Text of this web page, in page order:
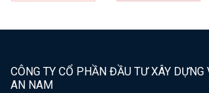
CÔNG TY CỔ PHẦN ĐẦU TƯ XÂY DỰNG
AN NAM